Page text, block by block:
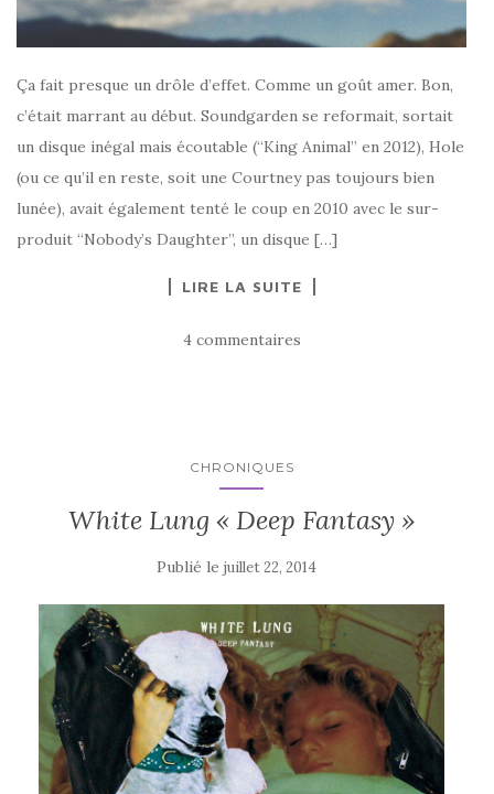
Ça fait presque un drôle d’effet. Comme un goût amer. Bon,
c’était marrant au début. Soundgarden se reformait, sortait
un disque inégal mais écoutable (“King Animal” en 2012), Hole
(ou ce qu’il en reste, soit une Courtney pas toujours bien
lunée), avait également tenté le coup en 2010 avec le sur-
produit “Nobody’s Daughter”, un disque […]
LIRE LA SUITE
4 commentaires
CHRONIQUES
White Lung « Deep Fantasy »
Publié le juillet 22, 2014